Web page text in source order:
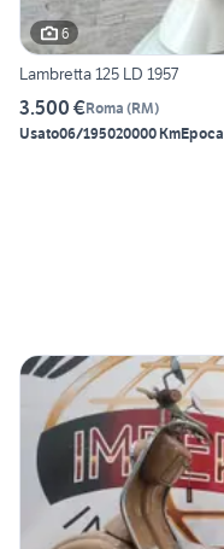
6
Lambretta 125 LD 1957
3.500 €Roma (RM)
Usato06/195020000 KmEpoca